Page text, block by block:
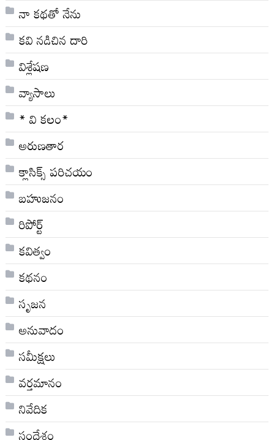
నా క‌థ‌తో నేను
కవి నడిచిన దారి
విశ్లేషణ
వ్యాసాలు
* వి క‌లం*
అరుణతార
క్లాసిక్స్ ప‌రిచ‌యం
బహుజనం
రిపోర్ట్
కవిత్వం
కథనం
సృజన
అనువాదం
సమీక్షలు
వర్తమానం
నివేదిక
సందేశం